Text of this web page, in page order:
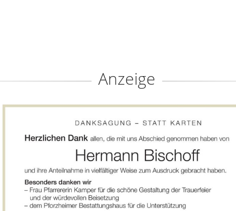
Anzeige